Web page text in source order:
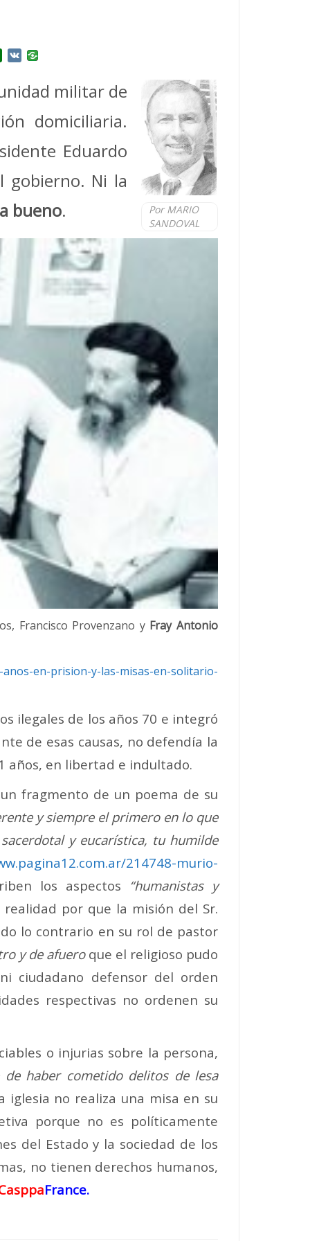
Douban
VK
Por MARIO
SANDOVAL
militar de
domiciliaria.
Eduardo
gobierno. Ni la
bueno.
Francisco Provenzano y Fray Antonio
en-prision-y-las-misas-en-solitario-
ilegales de los años 70 e integró
de esas causas, no defendía la
años, en libertad e indultado.
fragmento de un poema de su
y siempre el primero en lo que
y eucarística, tu humilde
214748-murio-
los aspectos “humanistas y
por que la misión del Sr.
lo contrario en su rol de pastor
y de afueroque el religioso pudo
ciudadano defensor del orden
respectivas no ordenen su
o injurias sobre la persona,
de haber cometido delitos de lesa
iglesia no realiza una misa en su
porque no es políticamente
del Estado y la sociedad de los
no tienen derechos humanos,
France.